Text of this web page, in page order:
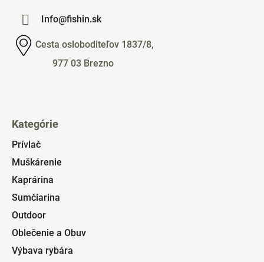
Info@fishin.sk
Cesta osloboditeľov 1837/8,
977 03 Brezno
Kategórie
Prívlač
Muškárenie
Kaprárina
Sumčiarina
Outdoor
Oblečenie a Obuv
Výbava rybára